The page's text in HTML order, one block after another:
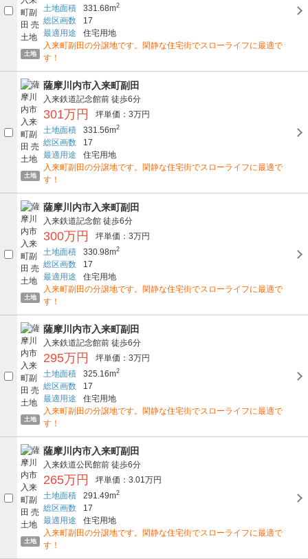
土地
土地面積
331.68m2
総区画数
17
最適用途
住宅用地
入来町副田の分譲地です。閑静な住宅街でスローライフに最適で
す！
土地
薩摩川内市入来町副田
入来鉄道記念館前 徒歩6分
301万円
坪単価：3万円
土地面積
331.56m2
総区画数
17
最適用途
住宅用地
入来町副田の分譲地です。閑静な住宅街でスローライフに最適で
す！
土地
薩摩川内市入来町副田
入来鉄道記念館 徒歩6分
300万円
坪単価：3万円
土地面積
330.98m2
総区画数
17
最適用途
住宅用地
入来町副田の分譲地です。閑静な住宅街でスローライフに最適で
す！
土地
薩摩川内市入来町副田
入来鉄道記念館前 徒歩6分
295万円
坪単価：3万円
土地面積
325.16m2
総区画数
17
最適用途
住宅用地
入来町副田の分譲地です。閑静な住宅街でスローライフに最適で
す！
土地
薩摩川内市入来町副田
入来鉄道公民館前 徒歩6分
265万円
坪単価：3.01万円
土地面積
291.49m2
総区画数
17
最適用途
住宅用地
入来町副田の分譲地です。閑静な住宅街でスローライフに最適で
す！